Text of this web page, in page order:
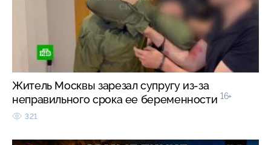
Житель Москвы зарезал супругу из-за
неправильного срока ее беременности 16+
321